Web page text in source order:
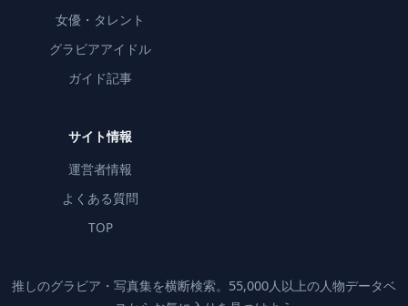
女優・タレント
グラビアアイドル
ガイド記事
サイト情報
運営者情報
よくある質問
TOP
推しのグラビア・写真集を横断検索。55,000人以上の人物データベ